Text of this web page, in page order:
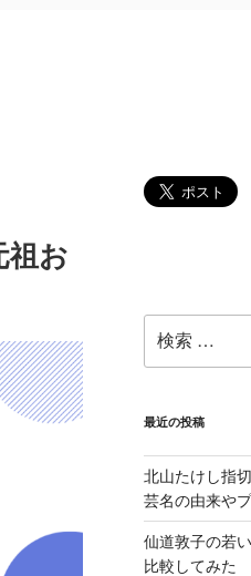
祖お
索:
最近の投稿
北山たけし指
芸名の由来や
仙道敦子の若
比較してみた